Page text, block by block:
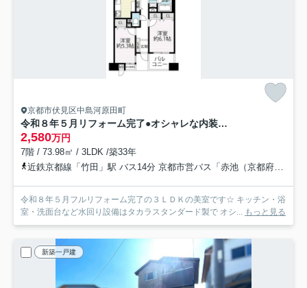
京都市伏見区中島河原田町
令和８年５月リフォーム完了●オシャレな内装の３ＬＤＫ●家具・照明付き●グランデュール鴨川Ⅱ番館
2,580万円
7階 / 73.98㎡ / 3LDK /築33年
近鉄京都線「竹田」駅 バス14分 京都市営バス「赤池（京都府）」 停歩4分
令和８年５月フルリフォーム完了の３ＬＤＫの美室です☆ キッチン・浴
室・洗面台など水回り設備はタカラスタンダード製で オシ... もっと見る
新築一戸建